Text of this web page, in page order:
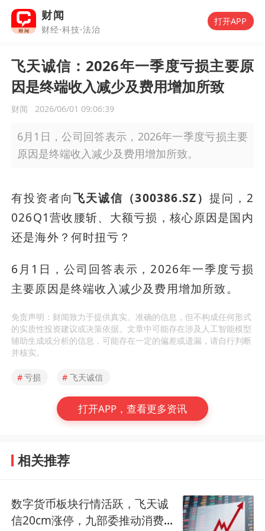
财闻
财经·科技·法治
打开APP
飞天诚信：2026年一季度亏损主要原
因是终端收入减少及费用增加所致
财闻 2026/06/01 09:06:39
6月1日，公司回答表示，2026年一季度亏损主要
原因是终端收入减少及费用增加所致。
有投资者向飞天诚信（300386.SZ） 提问，2
026Q1营收腰斩、大额亏损，核心原因是国内
还是海外？何时扭亏？
6月1日，公司回答表示，2026年一季度亏损
主要原因是终端收入减少及费用增加所致。
免责声明：财闻致力于提供真实、准确的信息，但不构成任何形式
的实质性投资建议或决策依据。文章中可能存在涉及人工智能模型
辅助生成或分析的信息，可能存在一定的偏差或遗漏，请自行判断
并核实。
#亏损 # 飞天诚信
打开APP，查看更多资讯
相关推荐
数字货币板块行情活跃，飞天诚
信20cm涨停，九部委推动消费券